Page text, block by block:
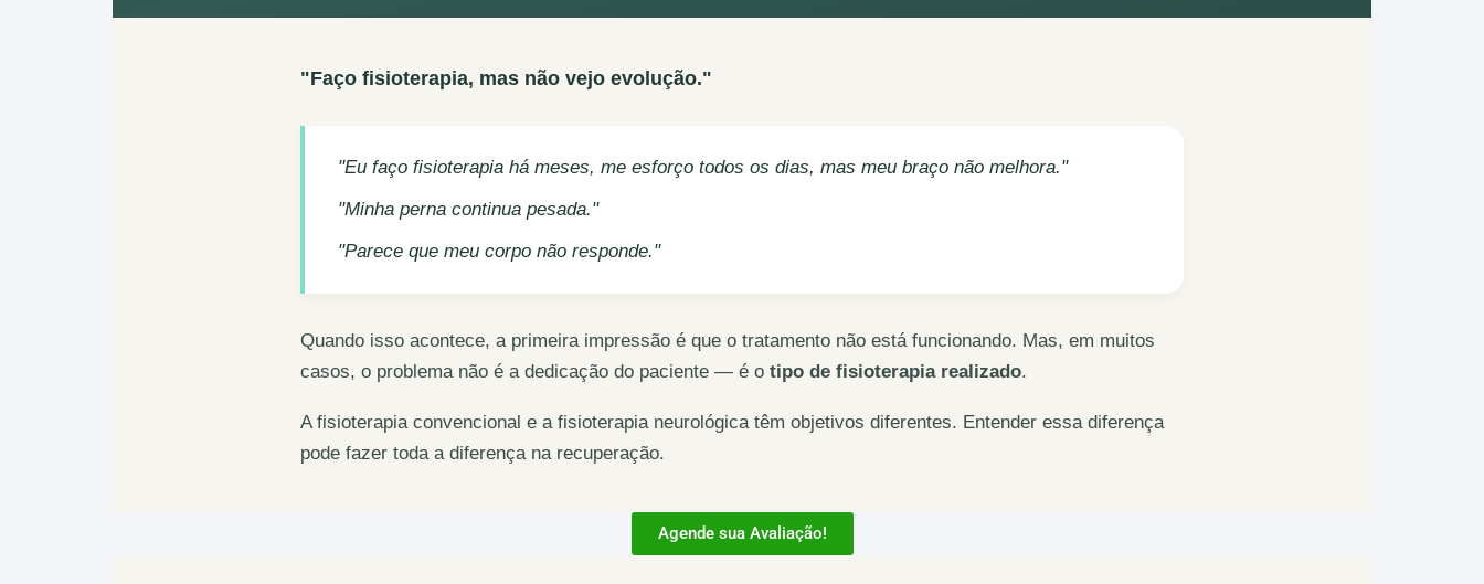
"Faço fisioterapia, mas não vejo evolução."
"Eu faço fisioterapia há meses, me esforço todos os dias, mas meu braço não melhora."
"Minha perna continua pesada."
"Parece que meu corpo não responde."
Quando isso acontece, a primeira impressão é que o tratamento não está funcionando. Mas, em muitos
casos, o problema não é a dedicação do paciente — é o tipo de fisioterapia realizado.
A fisioterapia convencional e a fisioterapia neurológica têm objetivos diferentes. Entender essa diferença
pode fazer toda a diferença na recuperação.
Agende sua Avaliação!